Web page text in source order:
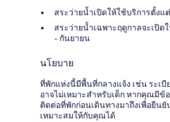
สระว่ายน้ำเปิดให้ใช้บริการตั้งแ
สระว่ายน้ำเฉพาะฤดูกาลจะเปิด
- กันยายน
นโยบาย
ที่พักแห่งนี้มีพื้นที่กลางแจ้ง เช่น ระเบี
อาจไม่เหมาะสำหรับเด็ก หากคุณมีข้
ติดต่อที่พักก่อนเดินทางมาถึงเพื่อยืน
เหมาะสมให้กับคุณได้